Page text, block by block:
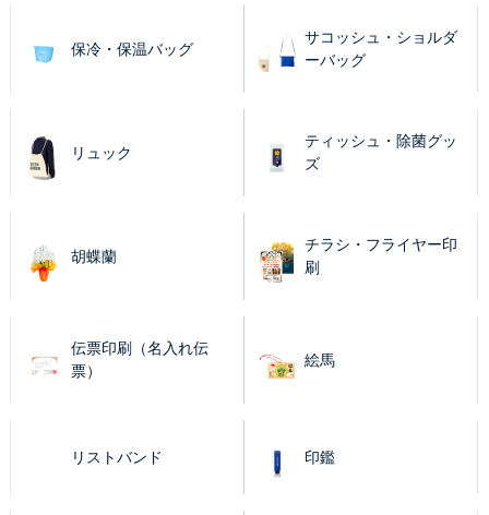
保冷・保温バッグ
サコッシュ・ショルダ
ーバッグ
リュック
ティッシュ・除菌グッ
ズ
胡蝶蘭
チラシ・フライヤー印
刷
伝票印刷（名入れ伝
票）
絵馬
リストバンド 印鑑